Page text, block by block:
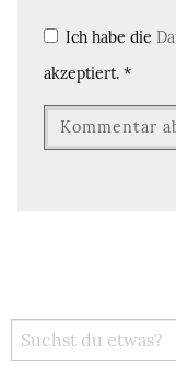
Ich habe die
akzeptiert. *